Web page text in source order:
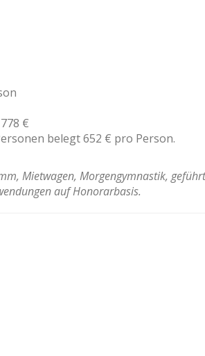
€
belegt 652 € pro Person.
Mietwagen, Morgengymnastik,
auf Honorarbasis.